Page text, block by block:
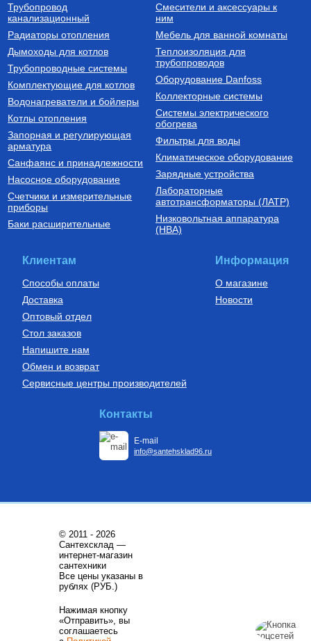
Радиаторы алюминиевые
Optima 500/80/1
740Руб.
Купить
Коллекторные блоки из
Коллекторный блок из
нержавеющей стали со
встроенными расходомерами
1", 6 x 3/4", "евроконус" SMS
0907 000006
30 773Руб.
Трубы из сшитого полиэтилена
полиэтилена с кислородным
149Руб.
Купить
Трубопровод
канализационный
Радиаторы отопления
Дымоходы для котлов
Трубопроводные системы
Комплектующие для котлов
Водонагреватели и бойлеры
Котлы отопления
Запорная и регулирующая
арматура
Санфаянс и принадлежности
Насосное оборудование
Счетчики и измерительные
приборы
Баки расширительные
Смесители и аксессуары к
ним
Мебель для ванной комнаты
Теплоизоляция для
трубопроводов
Оборудование Danfoss
Коллекторные системы
Системы электрического
обогрева
Фильтры для воды
Климатическое оборудование
Зарядные устройства
Лабораторные
автотрансформаторы (ЛАТР)
Низковольтная аппаратура
(НВА)
Клиентам
Способы оплаты
Доставка
Оптовый отдел
Стол заказов
Напишите нам
Обмен и возврат
Сервисные центры производителей
Информация
О магазине
Новости
Контакты
E-mail
info@santehsklad96.ru
© 2011 - 2026
Сантехсклад —
интернет-магазин
сантехники
Все цены указаны в
рублях (РУБ.)
Нажимая кнопку
«Отправить», вы
соглашаетесь